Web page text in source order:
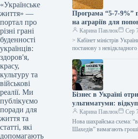
«Українське
життя» —
портал про
різні грані
буденності
українців:
здоров'я,
красу,
культуру та
військові
реалії. Ми
публікуємо
поради для
життя та
статті, які
допомагають
Програма “5-7-9%”
на аграріїв для
оборотних коштів –
Корецький
Карина Павлюк
Сер
> Кабінет міністрів
постанову з
сільгоспвиробникам у
російськими атаками в
морі…
Бізнес в Україні
ультиматуми:
від атак або
Карина Павлюк
Сер
Нова шахрайська схема:
Шахедів” вимагають